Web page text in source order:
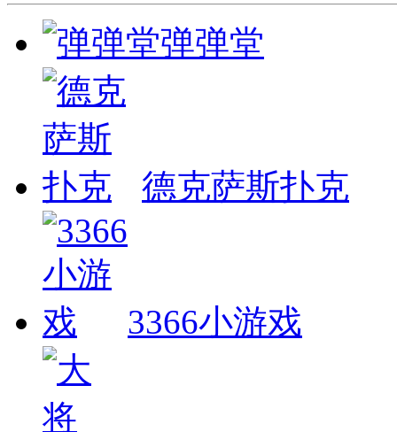
弹弹堂
德克萨斯扑克
3366小游戏